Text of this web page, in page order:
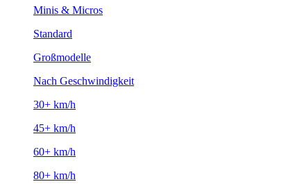
Minis & Micros
Standard
Großmodelle
Nach Geschwindigkeit
30+ km/h
45+ km/h
60+ km/h
80+ km/h